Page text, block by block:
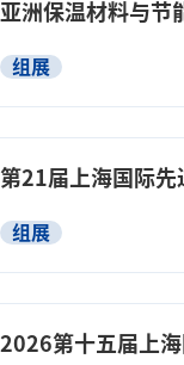
亚洲保温材料与节
组展
第21届上海国际先
组展
2026第十五届上